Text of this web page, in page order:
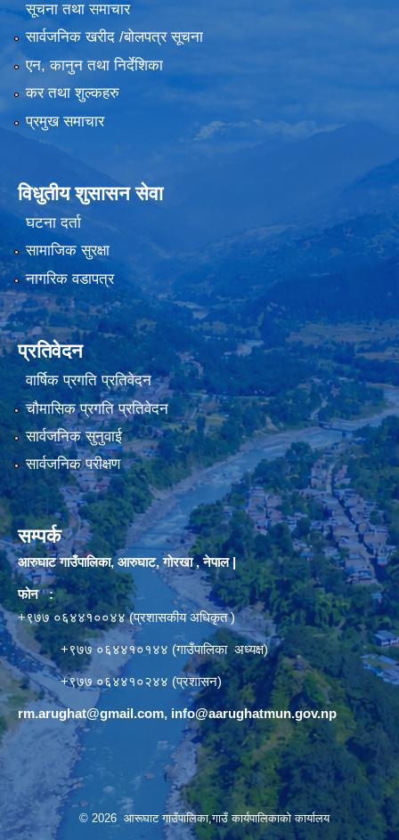
सूचना तथा समाचार
सार्वजनिक खरीद /बोलपत्र सूचना
एन, कानुन तथा निर्देशिका
कर तथा शुल्कहरु
प्रमुख समाचार
विधुतीय शुसासन सेवा
घटना दर्ता
सामाजिक सुरक्षा
नागरिक वडापत्र
प्रतिवेदन
वार्षिक प्रगति प्रतिवेदन
चौमासिक प्रगति प्रतिवेदन
सार्वजनिक सुनुवाई
सार्वजनिक परीक्षण
सम्पर्क
आरुघाट गाउँपालिका, आरुघाट, गोरखा , नेपाल |
फोन :
+९७७ ०६४४१००४४ (प्रशासकीय अधिकृत )
+९७७ ०६४४१०१४४ (गाउँपालिका अध्यक्ष)
+९७७ ०६४४१०२४४ (प्रशासन)
rm.arughat@gmail.com, info@aarughatmun.gov.np
© 2026 आरूघाट गाउँपालिका,गाउँ कार्यपालिकाको कार्यालय